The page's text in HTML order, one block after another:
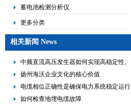
蓄电池检测分析仪
更多分类
相关新闻 News
中频直流高压发生器如何实现高稳定性、
低纹波与便携式设计？
扬州海沃企业文化的核心价值
电缆相位正确性是确保电力系统稳定运行
的重要措施
如何检查地埋电缆故障